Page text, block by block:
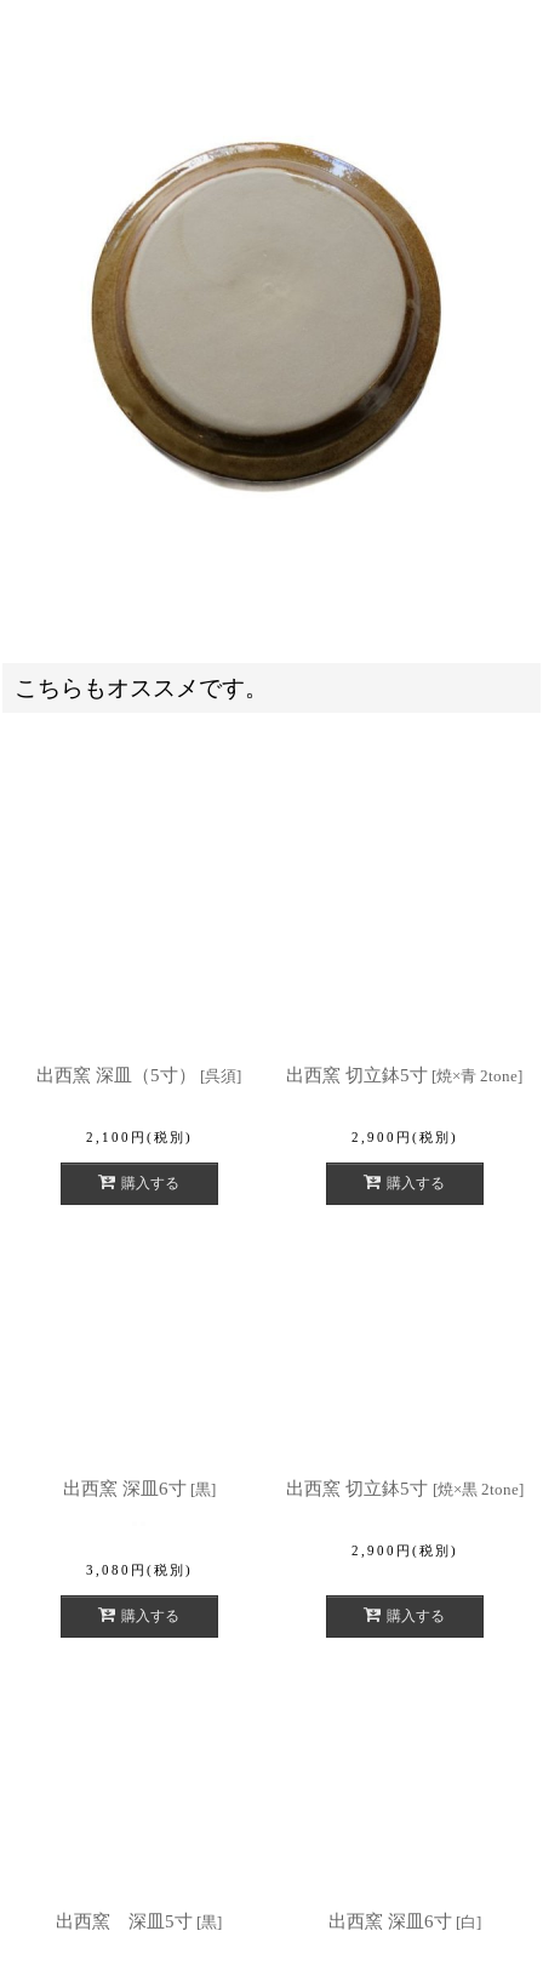
こちらもオススメです。
出西窯 深皿（5寸） [呉須]
2,100 円 (税別)
購入する
出西窯 切立鉢5寸 [焼×青 2tone]
2,900 円 (税別)
購入する
出西窯 深皿6寸 [黒]
3,080 円 (税別)
購入する
出西窯 切立鉢5寸 [焼×黒 2tone]
2,900 円 (税別)
購入する
出西窯 深皿5寸 [黒] 出西窯 深皿6寸 [白]